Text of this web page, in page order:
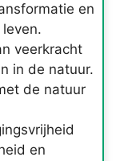
en
veerkracht
in de natuur.
de natuur
en